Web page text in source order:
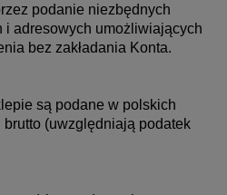
podanie niezbędnych
i adresowych umożliwiających
bez zakładania Konta.
są podane w polskich
brutto (uwzględniają podatek